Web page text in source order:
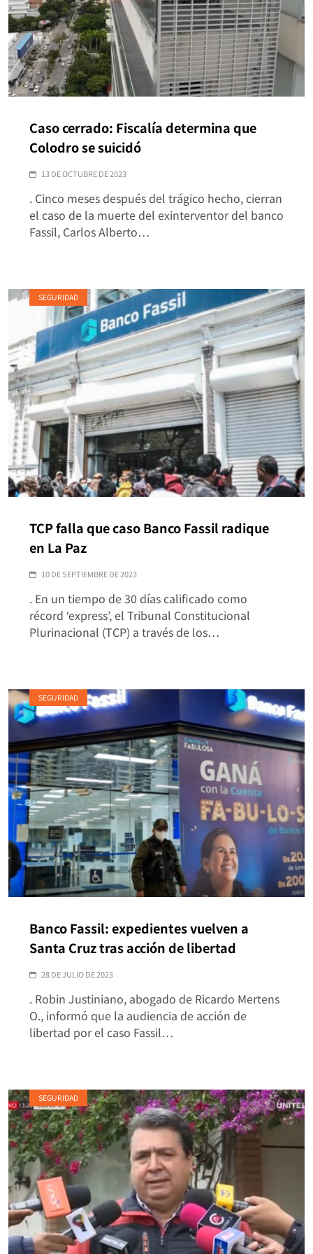
Caso cerrado: Fiscalía determina que
Colodro se suicidó
13 DE OCTUBRE DE 2023
. Cinco meses después del trágico hecho, cierran
el caso de la muerte del exinterventor del banco
Fassil, Carlos Alberto…
SEGURIDAD
TCP falla que caso Banco Fassil radique
en La Paz
10 DE SEPTIEMBRE DE 2023
. En un tiempo de 30 días calificado como
récord ‘express’, el Tribunal Constitucional
Plurinacional (TCP) a través de los…
SEGURIDAD
Banco Fassil: expedientes vuelven a
Santa Cruz tras acción de libertad
28 DE JULIO DE 2023
. Robin Justiniano, abogado de Ricardo Mertens
O., informó que la audiencia de acción de
libertad por el caso Fassil…
SEGURIDAD